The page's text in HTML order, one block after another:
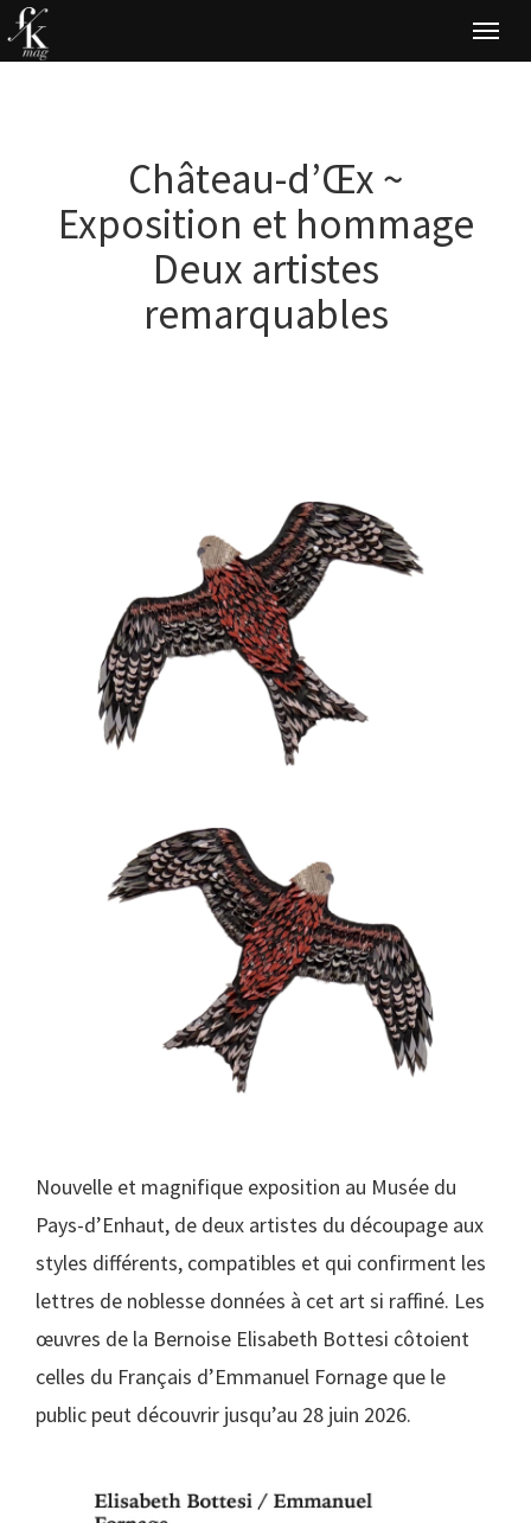
Château-d’Œx ~
Exposition et hommage
Deux artistes
remarquables
Nouvelle et magnifique exposition au Musée du
Pays-d’Enhaut, de deux artistes du découpage aux
styles différents, compatibles et qui confirment les
lettres de noblesse données à cet art si raffiné. Les
œuvres de la Bernoise Elisabeth Bottesi côtoient
celles du Français d’Emmanuel Fornage que le
public peut découvrir jusqu’au 28 juin 2026.